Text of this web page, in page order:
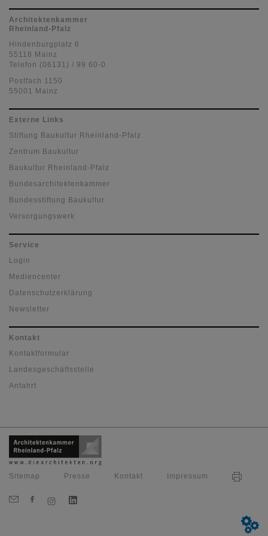
Architektenkammer
Rheinland-Pfalz
Hindenburgplatz 6
55118 Mainz
Telefon (06131) / 99 60-0
Postfach 1150
55001 Mainz
Externe Links
Stiftung Baukultur Rheinland-Pfalz
Zentrum Baukultur
Baukultur Rheinland-Pfalz
Bundesarchitektenkammer
Bundesstiftung Baukultur
Versorgungswerk
Service
Login
Mediencenter
Datenschutzerklärung
Newsletter
Kontakt
Kontaktformular
Landesgeschäftsstelle
Anfahrt
Sitemap Presse Kontakt Impressum